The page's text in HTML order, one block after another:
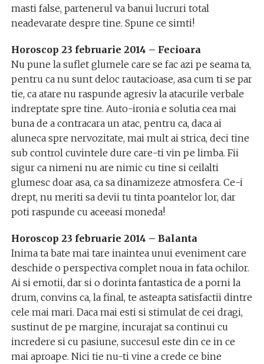
masti false, partenerul va banui lucruri total
neadevarate despre tine. Spune ce simti!
Horoscop 23 februarie 2014 – Fecioara
Nu pune la suflet glumele care se fac azi pe seama ta,
pentru ca nu sunt deloc rautacioase, asa cum ti se par
tie, ca atare nu raspunde agresiv la atacurile verbale
indreptate spre tine. Auto-ironia e solutia cea mai
buna de a contracara un atac, pentru ca, daca ai
aluneca spre nervozitate, mai mult ai strica, deci tine
sub control cuvintele dure care-ti vin pe limba. Fii
sigur ca nimeni nu are nimic cu tine si ceilalti
glumesc doar asa, ca sa dinamizeze atmosfera. Ce-i
drept, nu meriti sa devii tu tinta poantelor lor, dar
poti raspunde cu aceeasi moneda!
Horoscop 23 februarie 2014 – Balanta
Inima ta bate mai tare inaintea unui eveniment care
deschide o perspectiva complet noua in fata ochilor.
Ai si emotii, dar si o dorinta fantastica de a porni la
drum, convins ca, la final, te asteapta satisfactii dintre
cele mai mari. Daca mai esti si stimulat de cei dragi,
sustinut de pe margine, incurajat sa continui cu
incredere si cu pasiune, succesul este din ce in ce
mai aproape. Nici tie nu-ti vine a crede ce bine